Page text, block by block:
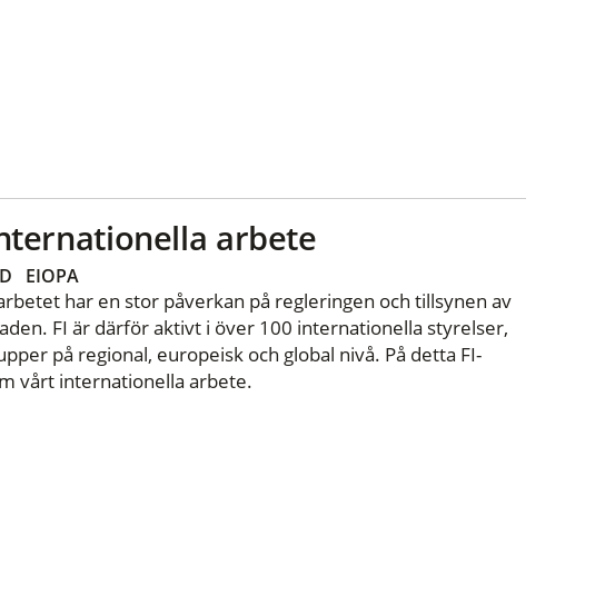
arbete
EIOPA
har en stor påverkan på regleringen och tillsynen av
FI är därför aktivt i över 100 internationella styrelser,
på regional, europeisk och global nivå. På detta FI-
vårt internationella arbete.